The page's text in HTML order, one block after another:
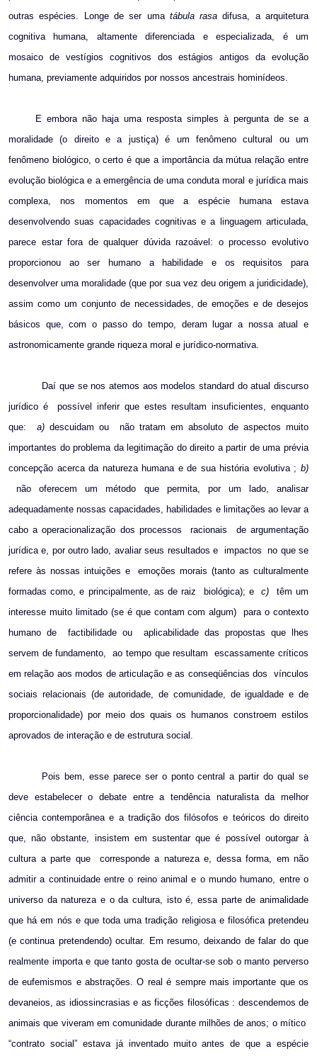
outras espécies. Longe de ser uma tábula rasa difusa, a arquitetura
cognitiva humana, altamente diferenciada e especializada, é um
mosaico de vestígios cognitivos dos estágios antigos da evolução
humana, previamente adquiridos por nossos ancestrais hominídeos.
E embora não haja uma resposta simples à pergunta de se a
moralidade (o direito e a justiça) é um fenômeno cultural ou um
fenômeno biológico, o certo é que a importância da mútua relação entre
evolução biológica e a emergência de uma conduta moral e jurídica mais
complexa, nos momentos em que a espécie humana estava
desenvolvendo suas capacidades cognitivas e a linguagem articulada,
parece estar fora de qualquer dúvida razoável: o processo evolutivo
proporcionou ao ser humano a habilidade e os requisitos para
desenvolver uma moralidade (que por sua vez deu origem a juridicidade),
assim como um conjunto de necessidades, de emoções e de desejos
básicos que, com o passo do tempo, deram lugar a nossa atual e
astronomicamente grande riqueza moral e jurídico-normativa.
Daí que se nos atemos aos modelos standard do atual discurso
jurídico é
possível inferir que estes resultam insuficientes, enquanto
que:
a) descuidam ou
não tratam em absoluto de aspectos muito
importantes do problema da legitimação do direito a partir de uma prévia
concepção acerca da natureza humana e de sua história evolutiva ; b)
não oferecem um método que permita, por um lado, analisar
adequadamente nossas capacidades, habilidades e limitações ao levar a
cabo a operacionalização dos processos
racionais
de argumentação
jurídica e, por outro lado, avaliar seus resultados e
impactos
no que se
refere às nossas intuições e
emoções morais (tanto as culturalmente
formadas como, e principalmente, as de raiz
biológica); e c)
têm um
interesse muito limitado (se é que contam com algum)
para o contexto
humano de
factibilidade ou
aplicabilidade das propostas que lhes
servem de fundamento,
ao tempo que resultam
escassamente críticos
em relação aos modos de articulação e as conseqüências dos
vínculos
sociais relacionais (de autoridade, de comunidade, de igualdade e de
proporcionalidade) por meio dos quais os humanos constroem estilos
aprovados de interação e de estrutura social.
Pois bem, esse parece ser o ponto central a partir do qual se
deve estabelecer o debate entre a tendência naturalista da melhor
ciência contemporânea e a tradição dos filósofos e teóricos do direito
que, não obstante, insistem em sustentar que é possível outorgar à
cultura a parte que
corresponde a natureza e, dessa forma, em não
admitir a continuidade entre o reino animal e o mundo humano, entre o
universo da natureza e o da cultura, isto é, essa parte de animalidade
que há em nós e que toda uma tradição religiosa e filosófica pretendeu
(e continua pretendendo) ocultar. Em resumo, deixando de falar do que
realmente importa e que tanto gosta de ocultar-se sob o manto perverso
de eufemismos e abstrações. O real é sempre mais importante que os
devaneios, as idiossincrasias e as ficções filosóficas : descendemos de
animais que viveram em comunidade durante milhões de anos; o mítico
“contrato social” estava já inventado muito antes de que a espécie